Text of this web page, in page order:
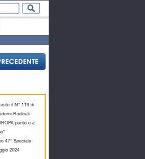
il N° 119 di
Radicali
punto e a
47° Speciale
2024